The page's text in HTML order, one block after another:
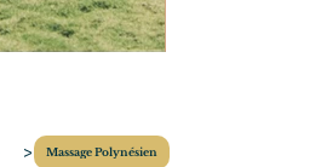
> Massage Polynésien